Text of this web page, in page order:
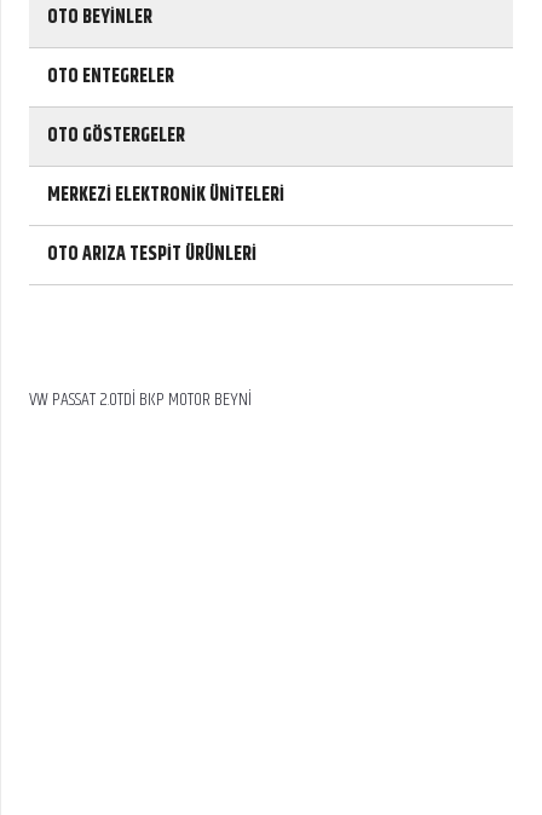
r
OTO BEYİNLER
OTO ENTEGRELER
OTO GÖSTERGELER
MERKEZİ ELEKTRONİK ÜNİTELERİ
OTO ARIZA TESPİT ÜRÜNLERİ
VW PASSAT 2.0TDİ BKP MOTOR BEYNİ